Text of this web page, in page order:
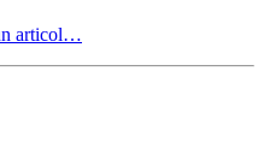
articol…